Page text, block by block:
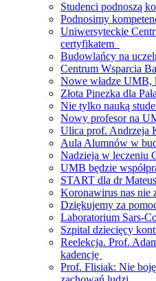
Studenci podnoszą
Podnosimy
Uniwersyteckie
certyfikatem
Budowlańcy na
Centrum Wsparcia
Nowe władze UMB,
Złota Pinezka dla
Nie tylko nauką
Nowy profesor na
Ulica prof. Andrzeja
Aula Alumnów w
Nadzieja w leczeniu
UMB będzie
START dla dr
Koronawirus nas nie
Dziękujemy za
Laboratorium Sars-
Szpital dziecięcy
Reelekcja. Prof.
kadencję
Prof. Flisiak: Nie